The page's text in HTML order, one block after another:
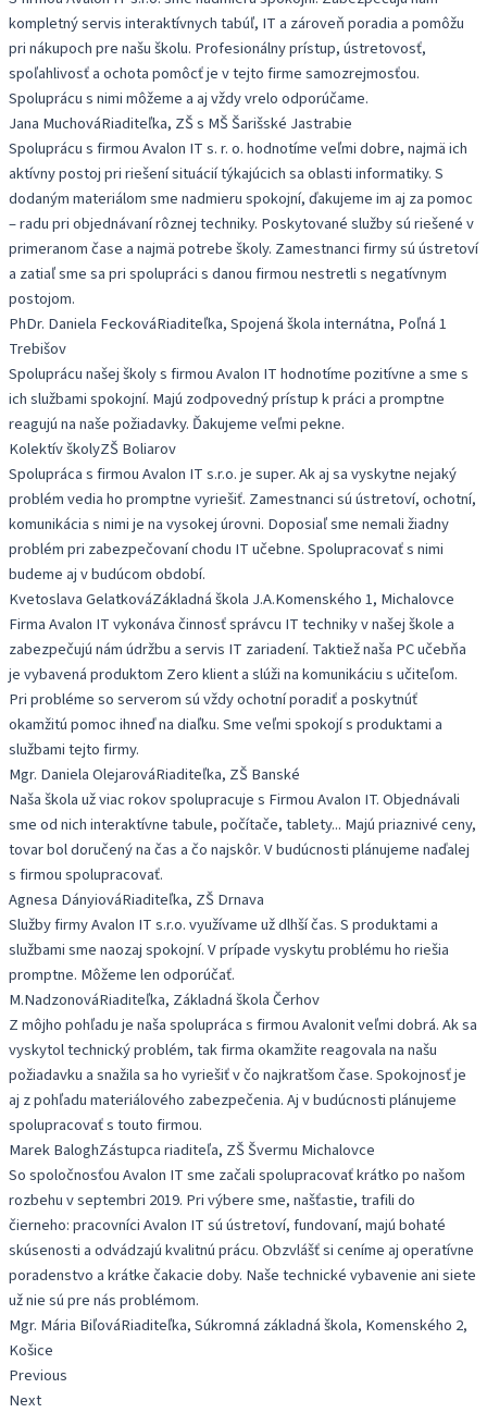
kompletný servis interaktívnych tabúľ, IT a zároveň poradia a pomôžu
pri nákupoch pre našu školu. Profesionálny prístup, ústretovosť,
spoľahlivosť a ochota pomôcť je v tejto firme samozrejmosťou.
Spoluprácu s nimi môžeme a aj vždy vrelo odporúčame.
Jana MuchováRiaditeľka, ZŠ s MŠ Šarišské Jastrabie
Spoluprácu s firmou Avalon IT s. r. o. hodnotíme veľmi dobre, najmä ich
aktívny postoj pri riešení situácií týkajúcich sa oblasti informatiky. S
dodaným materiálom sme nadmieru spokojní, ďakujeme im aj za pomoc
– radu pri objednávaní rôznej techniky. Poskytované služby sú riešené v
primeranom čase a najmä potrebe školy. Zamestnanci firmy sú ústretoví
a zatiaľ sme sa pri spolupráci s danou firmou nestretli s negatívnym
postojom.
PhDr. Daniela FeckováRiaditeľka, Spojená škola internátna, Poľná 1
Trebišov
Spoluprácu našej školy s firmou Avalon IT hodnotíme pozitívne a sme s
ich službami spokojní. Majú zodpovedný prístup k práci a promptne
reagujú na naše požiadavky. Ďakujeme veľmi pekne.
Kolektív školyZŠ Boliarov
Spolupráca s firmou Avalon IT s.r.o. je super. Ak aj sa vyskytne nejaký
problém vedia ho promptne vyriešiť. Zamestnanci sú ústretoví, ochotní,
komunikácia s nimi je na vysokej úrovni. Doposiaľ sme nemali žiadny
problém pri zabezpečovaní chodu IT učebne. Spolupracovať s nimi
budeme aj v budúcom období.
Kvetoslava GelatkováZákladná škola J.A.Komenského 1, Michalovce
Firma Avalon IT vykonáva činnosť správcu IT techniky v našej škole a
zabezpečujú nám údržbu a servis IT zariadení. Taktiež naša PC učebňa
je vybavená produktom Zero klient a slúži na komunikáciu s učiteľom.
Pri probléme so serverom sú vždy ochotní poradiť a poskytnúť
okamžitú pomoc ihneď na diaľku. Sme veľmi spokojí s produktami a
službami tejto firmy.
Mgr. Daniela OlejarováRiaditeľka, ZŠ Banské
Naša škola už viac rokov spolupracuje s Firmou Avalon IT. Objednávali
sme od nich interaktívne tabule, počítače, tablety... Majú priaznivé ceny,
tovar bol doručený na čas a čo najskôr. V budúcnosti plánujeme naďalej
s firmou spolupracovať.
Agnesa DányiováRiaditeľka, ZŠ Drnava
Služby firmy Avalon IT s.r.o. využívame už dlhší čas. S produktami a
službami sme naozaj spokojní. V prípade vyskytu problému ho riešia
promptne. Môžeme len odporúčať.
M.NadzonováRiaditeľka, Základná škola Čerhov
Z môjho pohľadu je naša spolupráca s firmou Avalonit veľmi dobrá. Ak sa
vyskytol technický problém, tak firma okamžite reagovala na našu
požiadavku a snažila sa ho vyriešiť v čo najkratšom čase. Spokojnosť je
aj z pohľadu materiálového zabezpečenia. Aj v budúcnosti plánujeme
spolupracovať s touto firmou.
Marek BaloghZástupca riaditeľa, ZŠ Švermu Michalovce
So spoločnosťou Avalon IT sme začali spolupracovať krátko po našom
rozbehu v septembri 2019. Pri výbere sme, našťastie, trafili do
čierneho: pracovníci Avalon IT sú ústretoví, fundovaní, majú bohaté
skúsenosti a odvádzajú kvalitnú prácu. Obzvlášť si ceníme aj operatívne
poradenstvo a krátke čakacie doby. Naše technické vybavenie ani siete
už nie sú pre nás problémom.
Mgr. Mária BiľováRiaditeľka, Súkromná základná škola, Komenského 2,
Košice
Previous
Next